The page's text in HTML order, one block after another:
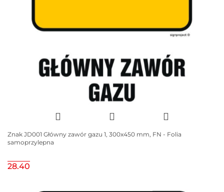
Znak JD001 Główny zawór gazu 1, 300x450 mm, FN - Folia
samoprzylepna
28.40